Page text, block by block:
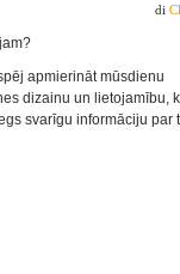
di
apmierināt mūsdienu
dizainu un lietojamību,
svarīgu informāciju par